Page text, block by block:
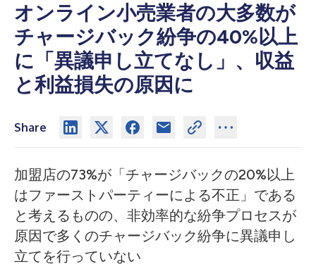
オンライン小売業者の大多数が
チャージバック紛争の40%以上
に「異議申し立てなし」、収益
と利益損失の原因に
Share
加盟店の73%が「チャージバックの20%以上
はファーストパーティーによる不正」である
と考えるものの、非効率的な紛争プロセスが
原因で多くのチャージバック紛争に異議申し
立てを行っていない